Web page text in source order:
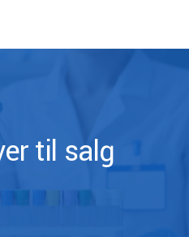
til salg